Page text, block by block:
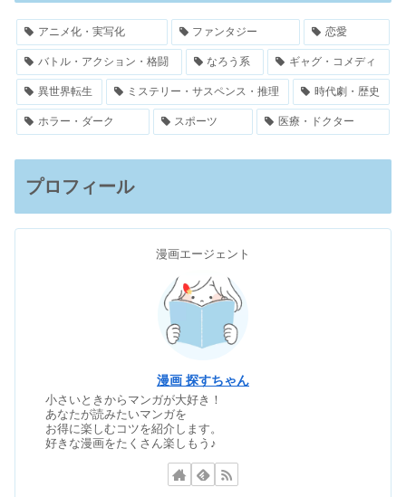
アニメ化・実写化 ファンタジー 恋愛
バトル・アクション・格闘 なろう系 ギャグ・コメディ
異世界転生 ミステリー・サスペンス・推理 時代劇・歴史
ホラー・ダーク スポーツ 医療・ドクター
プロフィール
漫画エージェント
漫画 探すちゃん
小さいときからマンガが大好き！
あなたが読みたいマンガを
お得に楽しむコツを紹介します。
好きな漫画をたくさん楽しもう♪